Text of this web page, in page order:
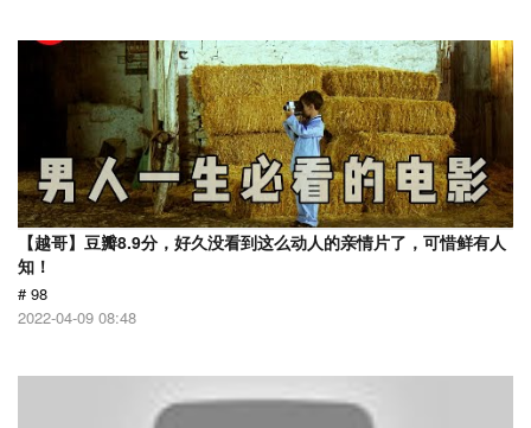
【越哥】豆瓣8.9分，好久没看到这么动人的亲情片了，可惜鲜有人
知！
# 98
2022-04-09 08:48